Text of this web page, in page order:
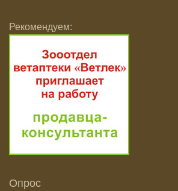
Рекомендуем:
Опрос